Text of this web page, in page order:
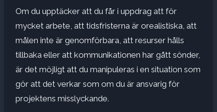
Om du upptäcker att du får i uppdrag att för
mycket arbete, att tidsfristerna är orealistiska, att
målen inte är genomförbara, att resurser hålls
tillbaka eller att kommunikationen har gått sönder,
är det möjligt att du manipuleras i en situation som
gör att det verkar som om du är ansvarig för
projektens misslyckande.